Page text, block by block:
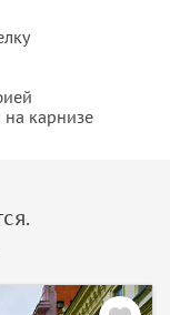
вы узнаете, как в
Кузьмы
карнизе